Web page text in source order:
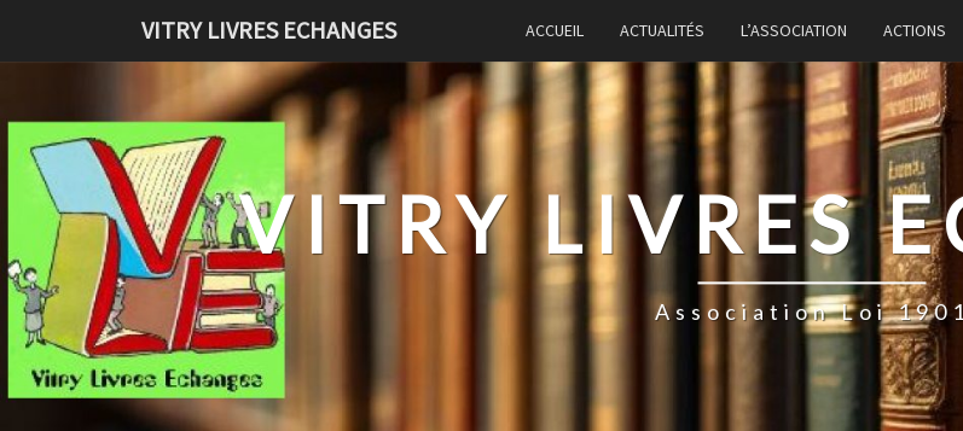
VITRY LIVRES ECHANGES ACCUEIL ACTUALITÉS L’ASSOCIATION ACTIONS
VITRY LIVRES
Association Loi 1901